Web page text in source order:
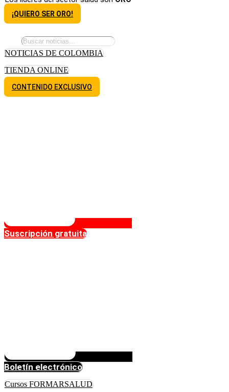
¡QUIERO SER ORO!
NOTICIAS DE COLOMBIA
TIENDA ONLINE
CONTENIDO EXCLUSIVO
Suscripción gratuita
Boletín electrónico
Cursos FORMARSALUD